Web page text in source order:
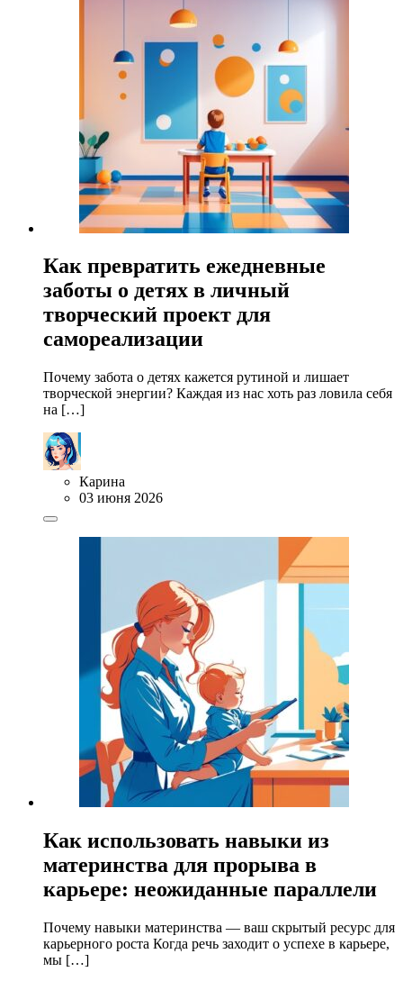
Как превратить ежедневные
заботы о детях в личный
творческий проект для
самореализации
Почему забота о детях кажется рутиной и лишает
творческой энергии? Каждая из нас хоть раз ловила себя
на […]
Карина
03 июня 2026
Как использовать навыки из
материнства для прорыва в
карьере: неожиданные параллели
Почему навыки материнства — ваш скрытый ресурс для
карьерного роста Когда речь заходит о успехе в карьере,
мы […]